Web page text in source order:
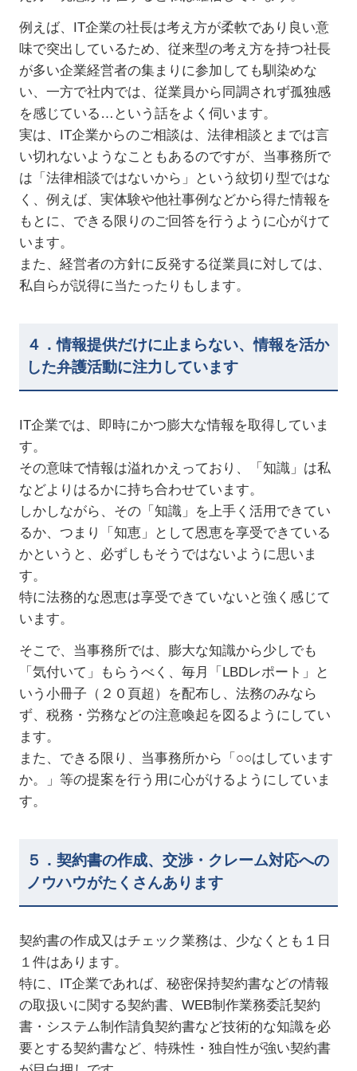
例えば、IT企業の社長は考え方が柔軟であり良い意
味で突出しているため、従来型の考え方を持つ社長
が多い企業経営者の集まりに参加しても馴染めな
い、一方で社内では、従業員から同調されず孤独感
を感じている…という話をよく伺います。
実は、IT企業からのご相談は、法律相談とまでは言
い切れないようなこともあるのですが、当事務所で
は「法律相談ではないから」という紋切り型ではな
く、例えば、実体験や他社事例などから得た情報を
もとに、できる限りのご回答を行うように心がけて
います。
また、経営者の方針に反発する従業員に対しては、
私自らが説得に当たったりもします。
４．情報提供だけに止まらない、情報を活か
した弁護活動に注力しています
IT企業では、即時にかつ膨大な情報を取得していま
す。
その意味で情報は溢れかえっており、「知識」は私
などよりはるかに持ち合わせています。
しかしながら、その「知識」を上手く活用できてい
るか、つまり「知恵」として恩恵を享受できている
かというと、必ずしもそうではないように思いま
す。
特に法務的な恩恵は享受できていないと強く感じて
います。
そこで、当事務所では、膨大な知識から少しでも
「気付いて」もらうべく、毎月「LBDレポート」と
いう小冊子（２０頁超）を配布し、法務のみなら
ず、税務・労務などの注意喚起を図るようにしてい
ます。
また、できる限り、当事務所から「○○はしています
か。」等の提案を行う用に心がけるようにしていま
す。
５．契約書の作成、交渉・クレーム対応への
ノウハウがたくさんあります
契約書の作成又はチェック業務は、少なくとも１日
１件はあります。
特に、IT企業であれば、秘密保持契約書などの情報
の取扱いに関する契約書、WEB制作業務委託契約
書・システム制作請負契約書など技術的な知識を必
要とする契約書など、特殊性・独自性が強い契約書